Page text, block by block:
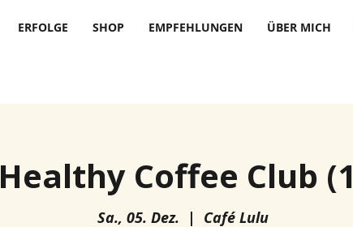
ERFOLGE SHOP EMPFEHLUNGEN ÜBER MICH
Healthy Coffee Club
Sa., 05. Dez.
  |
Café Lulu